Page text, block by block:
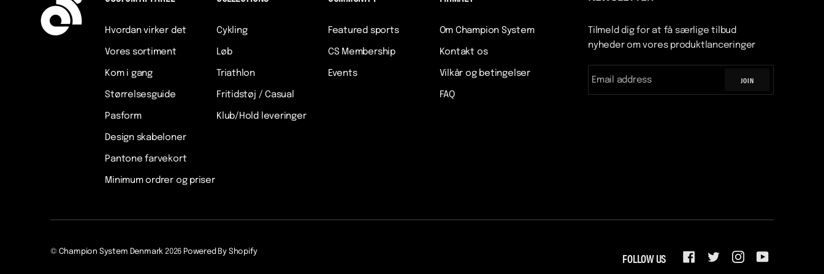
Hvordan virker det
Vores sortiment
Kom i gang
Størrelsesguide
Pasform
Design skabeloner
Pantone farvekort
Minimum ordrer og priser
Cykling
Løb
Triathlon
Fritidstøj / Casual
Klub/Hold leveringer
Featured sports
CS Membership
Events
Om Champion System
Kontakt os
Vilkår og betingelser
FAQ
Tilmeld dig for at få særlige tilbud
nyheder om vores produktlanceringer
JOIN
© Champion System Denmark 2026 Powered By Shopify FOLLOW US FACEBOOK
TWITTERINSTAGRAM
YOUTUBE